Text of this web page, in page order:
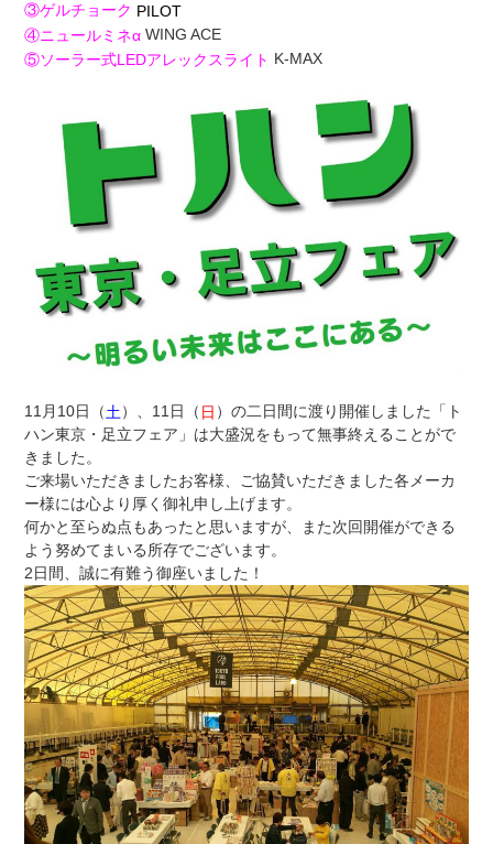
③ゲルチョーク PILOT
④ニュールミネα WING ACE
⑤ソーラー式LEDアレックスライト K-MAX
11月10日（土）、11日（ 日 ）の二日間に渡り開催しました「ト
ハン東京・足立フェア」は大盛況をもって無事終えることがで
きました。
ご来場いただきましたお客様、ご協賛いただきました各メーカ
ー様には心より厚く御礼申し上げます。
何かと至らぬ点もあったと思いますが、また次回開催ができる
よう努めてまいる所存でございます。
2日間、誠に有難う御座いました！